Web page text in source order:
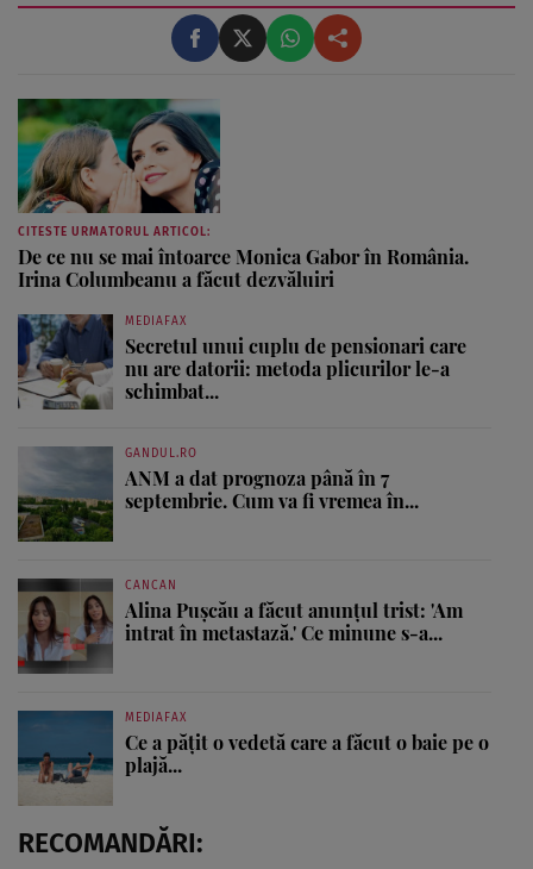
sănătos și frumos. Lucrez în jurnalism de 3 ani, ...
CITESTE URMATORUL ARTICOL:
De ce nu se mai întoarce Monica Gabor în România.
Irina Columbeanu a făcut dezvăluiri
MEDIAFAX
Secretul unui cuplu de pensionari care
nu are datorii: metoda plicurilor le-a
schimbat...
GANDUL.RO
ANM a dat prognoza până în 7
septembrie. Cum va fi vremea în...
CANCAN
Alina Pușcău a făcut anunțul trist: 'Am
intrat în metastază.' Ce minune s-a...
MEDIAFAX
Ce a pățit o vedetă care a făcut o baie pe o
plajă...
RECOMANDĂRI: